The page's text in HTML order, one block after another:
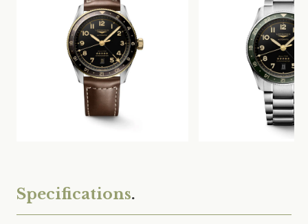
Specifications.